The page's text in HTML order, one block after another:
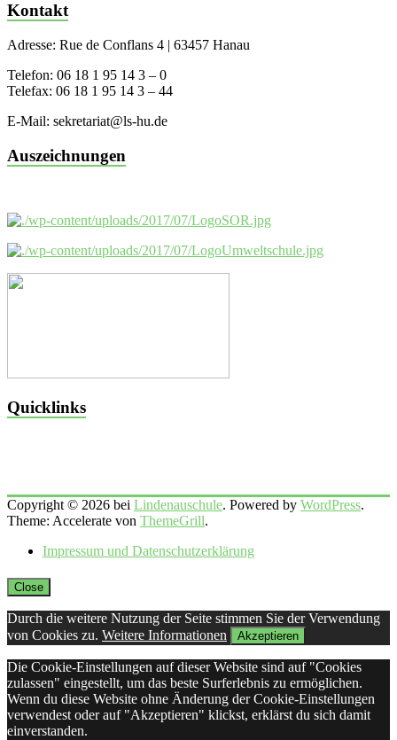
Kontakt
Adresse: Rue de Conflans 4 | 63457 Hanau
Telefon: 06 18 1 95 14 3 – 0
Telefax: 06 18 1 95 14 3 – 44
E-Mail: sekretariat@ls-hu.de
Auszeichnungen
Quicklinks
Copyright © 2026 bei Lindenauschule. Powered by WordPress.
Theme: Accelerate von ThemeGrill.
Impressum und Datenschutzerklärung
Close
Durch die weitere Nutzung der Seite stimmen Sie der Verwendung
von Cookies zu. Weitere Informationen Akzeptieren
Die Cookie-Einstellungen auf dieser Website sind auf "Cookies
zulassen" eingestellt, um das beste Surferlebnis zu ermöglichen.
Wenn du diese Website ohne Änderung der Cookie-Einstellungen
verwendest oder auf "Akzeptieren" klickst, erklärst du sich damit
einverstanden.